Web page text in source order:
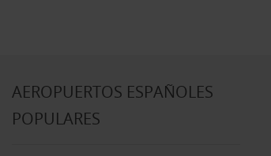
AEROPUERTOS ESPAÑOLES
POPULARES